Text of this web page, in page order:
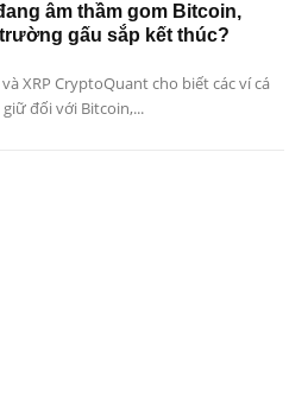
âm thầm gom Bitcoin,
gấu sắp kết thúc?
XRP CryptoQuant cho biết các ví cá
đối với Bitcoin,...